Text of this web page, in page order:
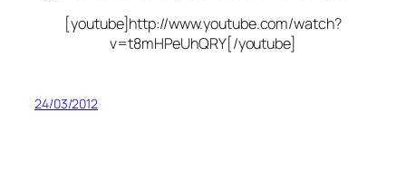
[youtube]http://www.youtube.com/watch?
v=t8mHPeUhQRY[/youtube]
24/03/2012